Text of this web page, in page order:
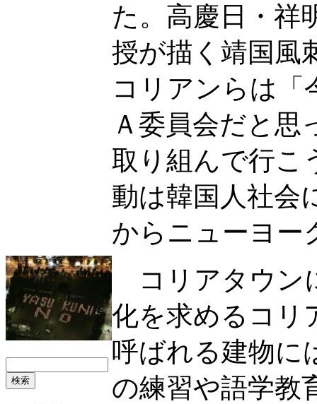
た。高慶日・祥
授が描く靖国風
コリアンらは「
Ａ委員会だと
取り組んで行こ
動は韓国人社会
からニューヨー
コリアタウン
化を求めるコリ
呼ばれる建物に
の練習や語学教